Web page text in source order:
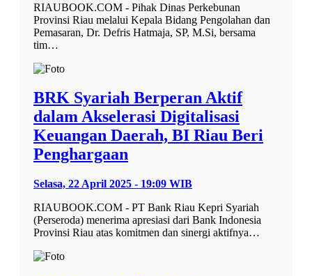
RIAUBOOK.COM - Pihak Dinas Perkebunan
Provinsi Riau melalui Kepala Bidang Pengolahan dan
Pemasaran, Dr. Defris Hatmaja, SP, M.Si, bersama
tim…
BRK Syariah Berperan Aktif
dalam Akselerasi Digitalisasi
Keuangan Daerah, BI Riau Beri
Penghargaan
Selasa, 22 April 2025 - 19:09 WIB
RIAUBOOK.COM - PT Bank Riau Kepri Syariah
(Perseroda) menerima apresiasi dari Bank Indonesia
Provinsi Riau atas komitmen dan sinergi aktifnya…